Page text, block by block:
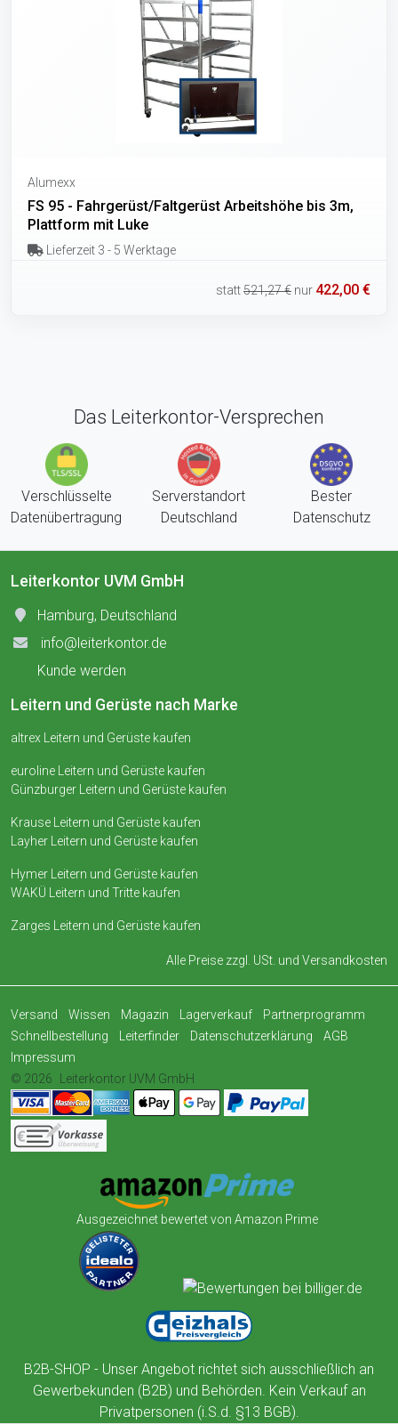
Alumexx
FS 95 - Fahrgerüst/Faltgerüst Arbeitshöhe bis 3m,
Plattform mit Luke
Lieferzeit 3 - 5 Werktage
statt521,27 € nur 422,00 €
Das Leiterkontor-Versprechen
Verschlüsselte
Datenübertragung
Serverstandort
Deutschland
Bester
Datenschutz
Leiterkontor UVM GmbH
Hamburg, Deutschland
info@leiterkontor.de
Kunde werden
Leitern und Gerüste nach Marke
altrex Leitern und Gerüste kaufen
euroline Leitern und Gerüste kaufen
Günzburger Leitern und Gerüste kaufen
Krause Leitern und Gerüste kaufen
Layher Leitern und Gerüste kaufen
Hymer Leitern und Gerüste kaufen
WAKÜ Leitern und Tritte kaufen
Zarges Leitern und Gerüste kaufen
Alle Preise zzgl. USt. und Versandkosten
Versand Wissen Magazin Lagerverkauf
Partnerprogramm
Schnellbestellung
Leiterfinder Datenschutzerklärung
AGB
Impressum
© 2026
Leiterkontor UVM GmbH
Ausgezeichnet bewertet von Amazon Prime
B2B-SHOP - Unser Angebot richtet sich ausschließlich an
Gewerbekunden (B2B) und Behörden. Kein Verkauf an
Privatpersonen (i.S.d. §13 BGB).